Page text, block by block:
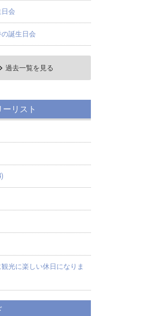
会
誕生日会
過去一覧を見る
ーリスト
光に楽しい休日になりま